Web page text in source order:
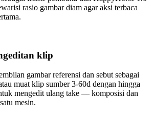
rasio gambar diam agar aksi terbaca
klip
gambar referensi dan sebut sebagai
muat klip sumber 3-60d dengan hingga
mengedit ulang take — komposisi dan
mesin.